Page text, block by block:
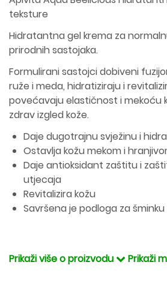
teksture
Hidratantna gel krema za
prirodnih sastojaka.
Formulirani sastojci dobiveni
ruže i meda, hidratiziraju i
povećavaju elastičnost i mekoću
zdrav izgled kože.
Daje dugotrajnu svježinu i
Ostavlja kožu mekom i
Daje antioksidant zaštitu i
utjecaja
Revitalizira kožu
Savršena je podloga za šminku
Prikaži više o proizvodu Prikaži